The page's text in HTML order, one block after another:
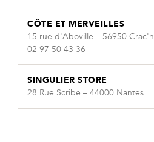
CÔTE ET MERVEILLES
15 rue d'Aboville – 56950 Crac'h
02 97 50 43 36
SINGULIER STORE
28 Rue Scribe – 44000 Nantes